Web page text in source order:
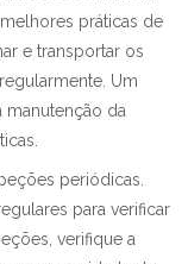
práticas de
e transportar os
Um
manutenção da
periódicas.
para verificar
verifique a